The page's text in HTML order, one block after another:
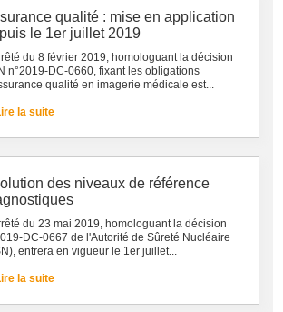
qualité : mise en application
le 1er juillet 2019
du 8 février 2019, homologuant la décision
n°2019-DC-0660, fixant les obligations
qualité en imagerie médicale est...
la suite
des niveaux de référence
du 23 mai 2019, homologuant la décision
DC-0667 de l'Autorité de Sûreté Nucléaire
entrera en vigueur le 1er juillet...
la suite